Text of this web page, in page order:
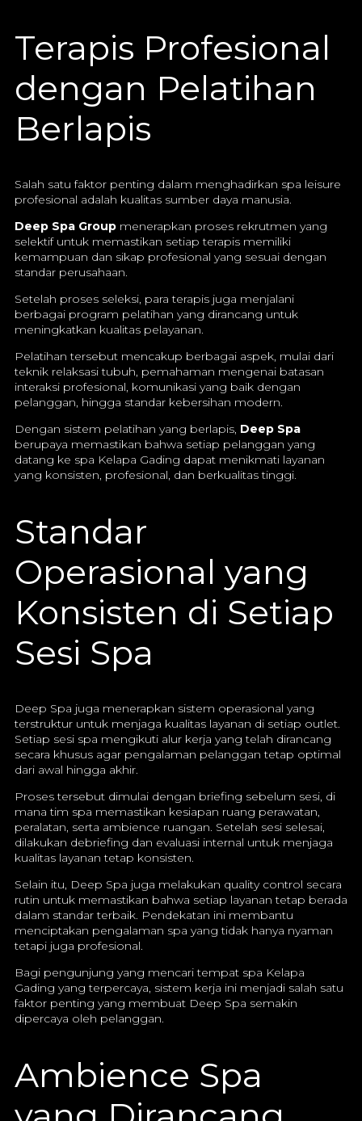
Terapis Profesional
dengan Pelatihan
Berlapis
Salah satu faktor penting dalam menghadirkan spa leisure
profesional adalah kualitas sumber daya manusia.
Deep Spa Group menerapkan proses rekrutmen yang
selektif untuk memastikan setiap terapis memiliki
kemampuan dan sikap profesional yang sesuai dengan
standar perusahaan.
Setelah proses seleksi, para terapis juga menjalani
berbagai program pelatihan yang dirancang untuk
meningkatkan kualitas pelayanan.
Pelatihan tersebut mencakup berbagai aspek, mulai dari
teknik relaksasi tubuh, pemahaman mengenai batasan
interaksi profesional, komunikasi yang baik dengan
pelanggan, hingga standar kebersihan modern.
Dengan sistem pelatihan yang berlapis, Deep Spa
berupaya memastikan bahwa setiap pelanggan yang
datang ke spa Kelapa Gading dapat menikmati layanan
yang konsisten, profesional, dan berkualitas tinggi.
Standar
Operasional yang
Konsisten di Setiap
Sesi Spa
Deep Spa juga menerapkan sistem operasional yang
terstruktur untuk menjaga kualitas layanan di setiap outlet.
Setiap sesi spa mengikuti alur kerja yang telah dirancang
secara khusus agar pengalaman pelanggan tetap optimal
dari awal hingga akhir.
Proses tersebut dimulai dengan briefing sebelum sesi, di
mana tim spa memastikan kesiapan ruang perawatan,
peralatan, serta ambience ruangan. Setelah sesi selesai,
dilakukan debriefing dan evaluasi internal untuk menjaga
kualitas layanan tetap konsisten.
Selain itu, Deep Spa juga melakukan quality control secara
rutin untuk memastikan bahwa setiap layanan tetap berada
dalam standar terbaik. Pendekatan ini membantu
menciptakan pengalaman spa yang tidak hanya nyaman
tetapi juga profesional.
Bagi pengunjung yang mencari tempat spa Kelapa
Gading yang terpercaya, sistem kerja ini menjadi salah satu
faktor penting yang membuat Deep Spa semakin
dipercaya oleh pelanggan.
Ambience Spa